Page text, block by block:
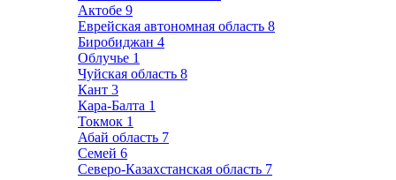
Актобе 9
Еврейская автономная область 8
Биробиджан 4
Облучье 1
Чуйская область 8
Кант 3
Кара-Балта 1
Токмок 1
Абай область 7
Семей 6
Северо-Казахстанская область 7